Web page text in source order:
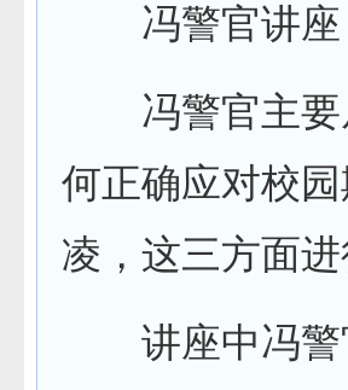
冯警官讲座
冯警官主要
何正确应对校
凌，这三方面进
讲座中冯警